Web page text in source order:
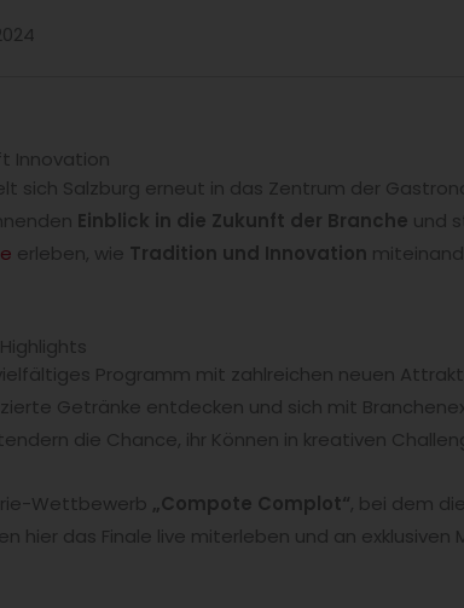
Innovation
sich Salzburg erneut in das Zentrum der
Einblick in die Zukunft der Branche und
erleben, wie Tradition und Innovation
Programm mit zahlreichen neuen
Getränke entdecken und sich mit
die Chance, ihr Können in kreativen
Wettbewerb „Compote Complot“, bei dem
hier das Finale live miterleben und an